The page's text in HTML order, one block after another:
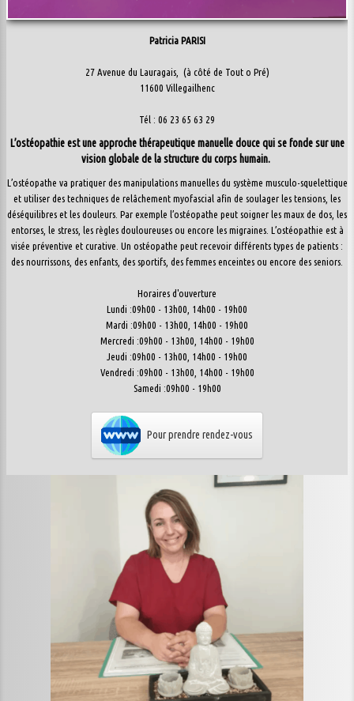
Patricia PARISI
27 Avenue du Lauragais, (à côté de Tout o Pré)
11600 Villegailhenc
Tél : 06 23 65 63 29
L’ostéopathie est une approche thérapeutique manuelle douce qui se fonde sur une
vision globale de la structure du corps humain.
L’ostéopathe va pratiquer des manipulations manuelles du système musculo-squelettique
et utiliser des techniques de relâchement myofascial afin de soulager les tensions, les
déséquilibres et les douleurs. Par exemple l’ostéopathe peut soigner les maux de dos, les
entorses, le stress, les règles douloureuses ou encore les migraines. L’ostéopathie est à
visée préventive et curative. Un ostéopathe peut recevoir différents types de patients :
des nourrissons, des enfants, des sportifs, des femmes enceintes ou encore des seniors.
Horaires d'ouverture
Lundi :09h00 - 13h00, 14h00 - 19h00
Mardi :09h00 - 13h00, 14h00 - 19h00
Mercredi :09h00 - 13h00, 14h00 - 19h00
Jeudi :09h00 - 13h00, 14h00 - 19h00
Vendredi :09h00 - 13h00, 14h00 - 19h00
Samedi :09h00 - 19h00
Pour prendre rendez-vous